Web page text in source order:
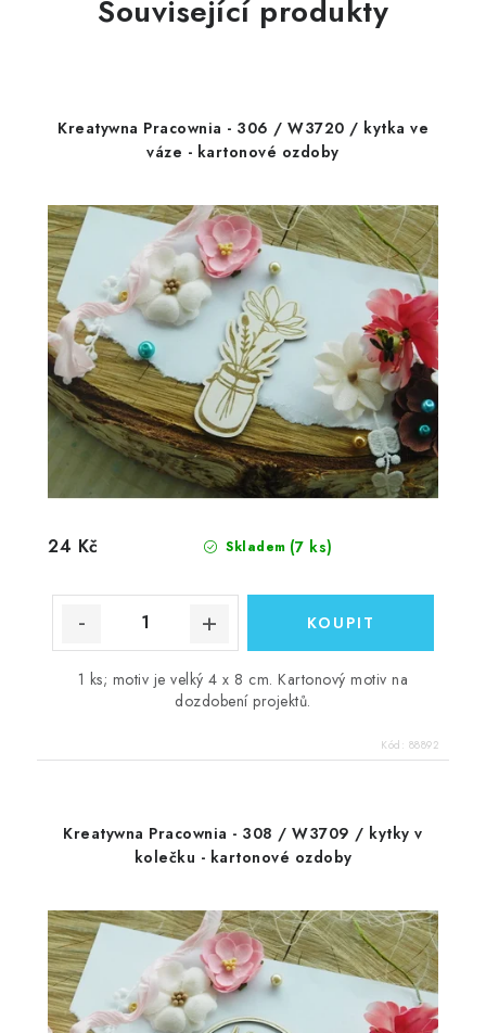
Související produkty
Kreatywna Pracownia - 306 / W3720 / kytka ve
váze - kartonové ozdoby
Skladem (7 ks)
24 Kč
1 ks; motiv je velký 4 x 8 cm. Kartonový motiv na
dozdobení projektů.
Kód: 88892
Kreatywna Pracownia - 308 / W3709 / kytky v
kolečku - kartonové ozdoby